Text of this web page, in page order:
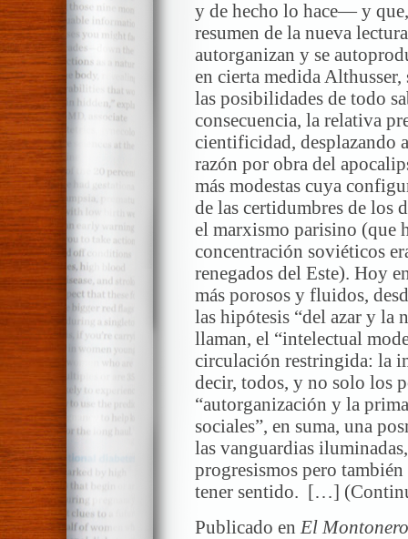
y de hecho lo hace— y
resumen de la nueva
autorganizan y se
en cierta medida
las posibilidades de todo
consecuencia, la relativa
cientificidad, desplazando
razón por obra del
más modestas cuya
de las certidumbres de los
el marxismo parisino (que
concentración soviéticos
renegados del Este). Hoy
más porosos y fluidos,
las hipótesis “del azar y la
llaman, el “intelectual
circulación restringida: la
decir, todos, y no solo los
“autorganización y la
sociales”, en suma, una
las vanguardias
progresismos pero
tener sentido. […]
Publicado en El